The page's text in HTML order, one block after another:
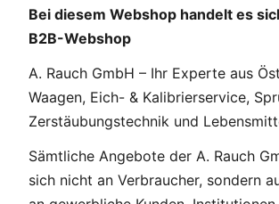
Bei diesem Webshop handelt es
B2B-Webshop
A. Rauch GmbH – Ihr Experte aus
Waagen, Eich- & Kalibrierservice,
Zerstäubungstechnik und
Sämtliche Angebote der A. Rauch
sich nicht an Verbraucher, sondern